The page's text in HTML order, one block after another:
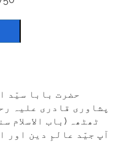
حضرت بابا سیّد
پشاوری قادری علیہ
ٹھٹھہ (باب الاسلام
آپ جیّد عالمِ دین اور